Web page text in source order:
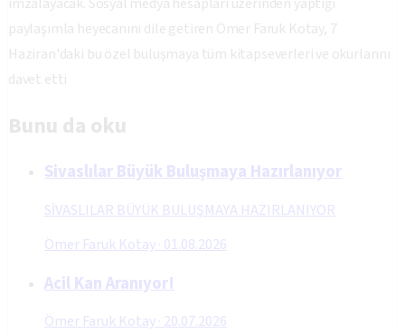
paylaşımla heyecanını dile getiren Ömer Faruk Kotay, 7
Haziran'daki bu özel buluşmaya tüm kitapseverleri ve okurlarını
davet etti
Bunu da oku
Sivaslılar Büyük Buluşmaya Hazırlanıyor
SİVASLILAR BÜYÜK BULUŞMAYA HAZIRLANIYOR
Ömer Faruk Kotay· 01.08.2026
Acil Kan Aranıyor!
Ömer Faruk Kotay· 20.07.2026